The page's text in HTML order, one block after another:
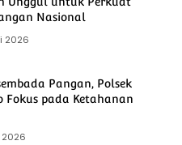
Nasional
2026
Pangan, Polsek
Fokus pada Ketahanan
2026